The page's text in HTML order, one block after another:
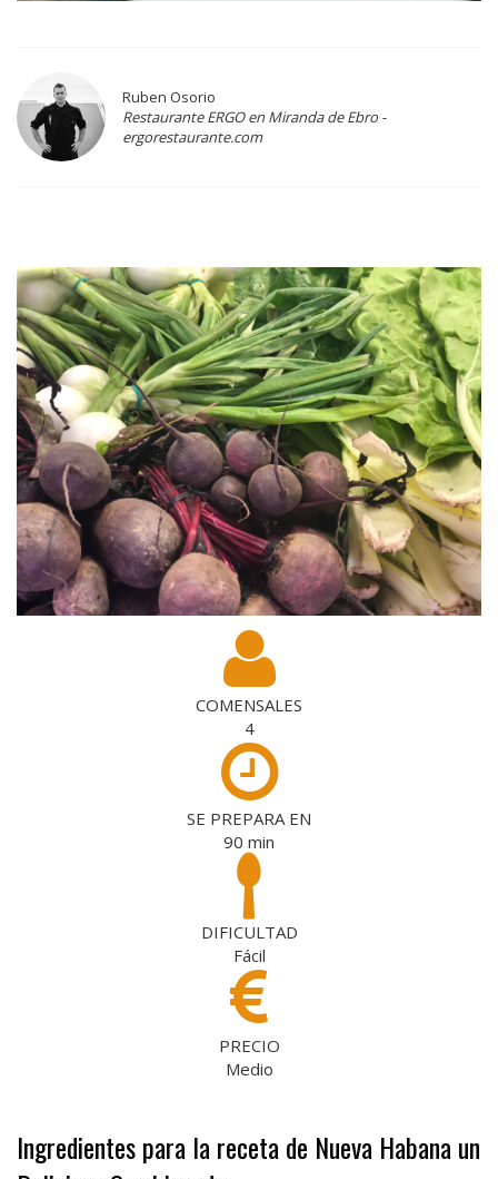
Ruben Osorio
Restaurante ERGO en Miranda de Ebro -
ergorestaurante.com
COMENSALES
4
SE PREPARA EN
90 min
DIFICULTAD
Fácil
PRECIO
Medio
Ingredientes para la receta de Nueva Habana un